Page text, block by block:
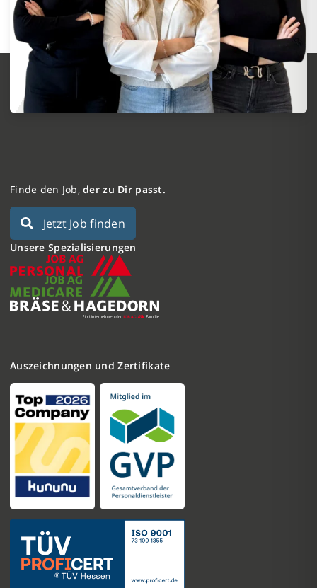
Finde den Job,der zu Dir passt.
Jetzt Job finden
Unsere Spezialisierungen
Auszeichnungen und Zertifikate